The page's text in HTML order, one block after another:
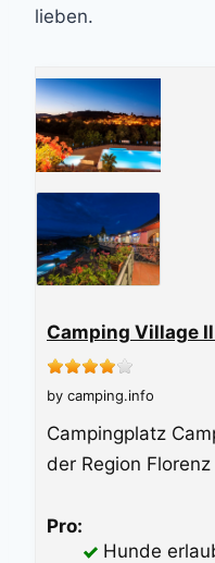
lieben.
Camping Village
by camping.info
Campingplatz
der Region
Pro:
Hunde